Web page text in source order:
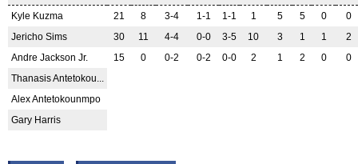
Kyle Kuzma
21 8 3-4 1-1 1-1 1 5 5 0
0
Jericho Sims
30 11 4-4 0-0 3-5 10 3 1 1
2
Andre Jackson Jr.
15 0 0-2 0-2 0-0 2 1 2 0
0
Thanasis Antetokou...
Alex Antetokounmpo
Gary Harris